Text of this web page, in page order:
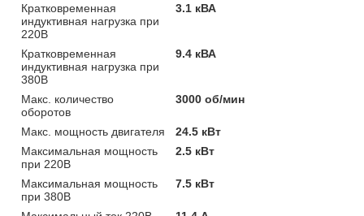
Кратковременная
индуктивная нагрузка при
220В
3.1 кВА
Кратковременная
индуктивная нагрузка при
380В
9.4 кВА
Макс. количество
оборотов
3000 об/мин
Макс. мощность двигателя
24.5 кВт
Максимальная мощность
при 220В
2.5 кВт
Максимальная мощность
при 380В
7.5 кВт